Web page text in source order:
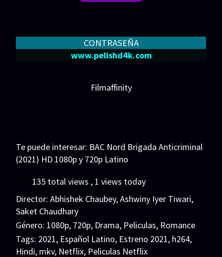
CONTRASEÑA
www.pelishd4k.com
Filmaffinity
Te puede interesar: BAC Nord Brigada Anticriminal
(2021) HD 1080p y 720p Latino
135 total views , 1 views today
Director: Abhishek Chaubey,Ashwiny Iyer Tiwari,
Saket Chaudhary
Género: 1080p, 720p, Drama, Peliculas, Romance
Tags: 2021, Español Latino, Estreno 2021, h264,
Hindi, mkv, Netflix, Peliculas Netflix